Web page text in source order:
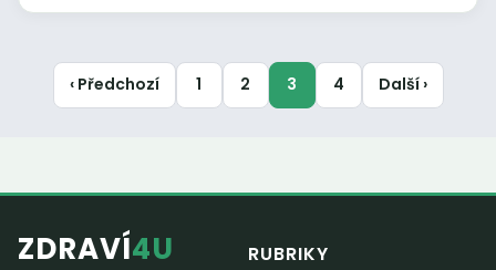
‹ Předchozí 1 2 3 4 Další ›
ZDRAVÍ4U RUBRIKY